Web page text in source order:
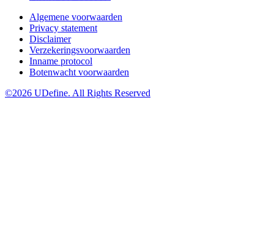
Algemene voorwaarden
Privacy statement
Disclaimer
Verzekeringsvoorwaarden
Inname protocol
Botenwacht voorwaarden
©2026 UDefine. All Rights Reserved